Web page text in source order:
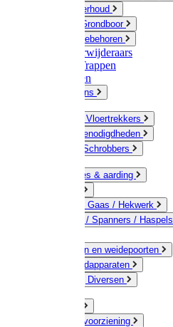
Gazononderhoud
Hamers / Grondboor
Sledes / toebehoren
Onkruidverwijderaars
Ladders / Trappen
Werkbanken
Betonmolens
Bezems & Vloertrekkers
Schildersbenodigdheden
Borstels / Schrobbers
Accessoires & aarding
Geleiders / Gaas / Hekwerk
Verbinders / Spanners / Haspels
Doorgangen en weidepoorten
Schrikdraadapparaten
Afrastering Diversen
Drinkwatervoorziening